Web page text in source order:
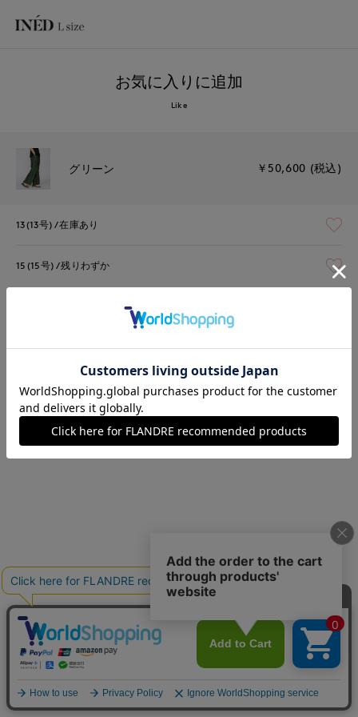
お気に入りに追加
Like
グリーン ￥50,600 (税込)
13(13号) 在庫あり
15(15号) 残りわずか